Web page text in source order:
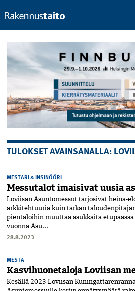
TULOKSET AVAINSANALLA:
MESTARI & INSINÖÖRI
Messutalot imaisivat uusia
Loviisan Asuntomessut tarjosivat heinä-
arkkitehtuuria kuin tarkan
pientaloihin muuttaa asukkaita
vuonna Asu...
28.8.2023
MESTA
Kasvihuonetaloja Loviisan
Kesällä 2023 Loviisan